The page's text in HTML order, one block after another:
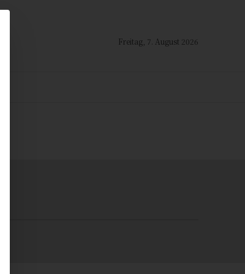
Freitag, 7. August 2026
diesem Button wird der Dialog geschlossen. Seine Funktionalität ist